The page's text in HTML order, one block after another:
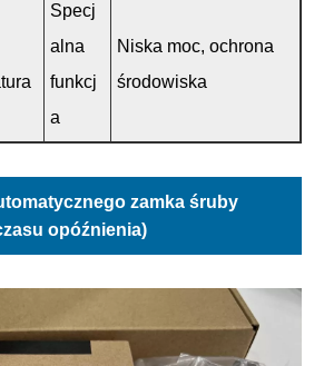
Specj
alna
funkcj
a
Niska moc, ochrona
środowiska
zamka śruby
opóźnienia)